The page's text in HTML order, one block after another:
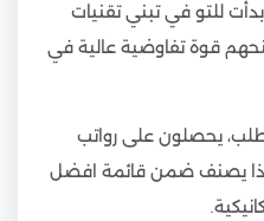
للتو في تبني تقنيات
قوة تفاوضية عالية في
يحصلون على رواتب
و11000 دولار، لذا يصنف ضمن قائمة افضل